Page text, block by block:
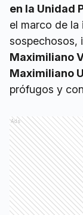
en la Unidad
el marco de
sospechosos,
Maximiliano
Maximiliano
prófugos y
Ads